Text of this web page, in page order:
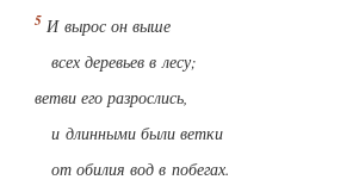
И вырос он выше
всех деревьев в лесу;
ветви его разрослись,
и длинными были ветки
от обилия вод в побегах.